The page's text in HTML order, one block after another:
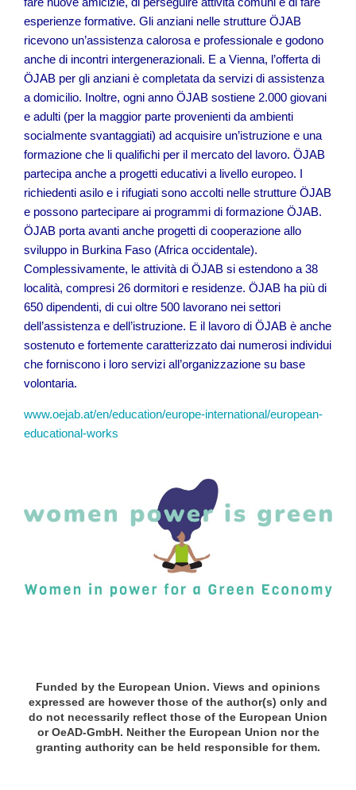
esperienze formative. Gli anziani nelle strutture ÖJAB
ricevono un’assistenza calorosa e professionale e godono
anche di incontri intergenerazionali. E a Vienna, l’offerta di
ÖJAB per gli anziani è completata da servizi di assistenza
a domicilio. Inoltre, ogni anno ÖJAB sostiene 2.000 giovani
e adulti (per la maggior parte provenienti da ambienti
socialmente svantaggiati) ad acquisire un’istruzione e una
formazione che li qualifichi per il mercato del lavoro. ÖJAB
partecipa anche a progetti educativi a livello europeo. I
richiedenti asilo e i rifugiati sono accolti nelle strutture ÖJAB
e possono partecipare ai programmi di formazione ÖJAB.
ÖJAB porta avanti anche progetti di cooperazione allo
sviluppo in Burkina Faso (Africa occidentale).
Complessivamente, le attività di ÖJAB si estendono a 38
località, compresi 26 dormitori e residenze. ÖJAB ha più di
650 dipendenti, di cui oltre 500 lavorano nei settori
dell’assistenza e dell’istruzione. E il lavoro di ÖJAB è anche
sostenuto e fortemente caratterizzato dai numerosi individui
che forniscono i loro servizi all’organizzazione su base
volontaria.
www.oejab.at/en/education/europe-international/european-
educational-works
Funded by the European Union. Views and opinions
expressed are however those of the author(s) only and
do not necessarily reflect those of the European Union
or OeAD-GmbH. Neither the European Union nor the
granting authority can be held responsible for them.